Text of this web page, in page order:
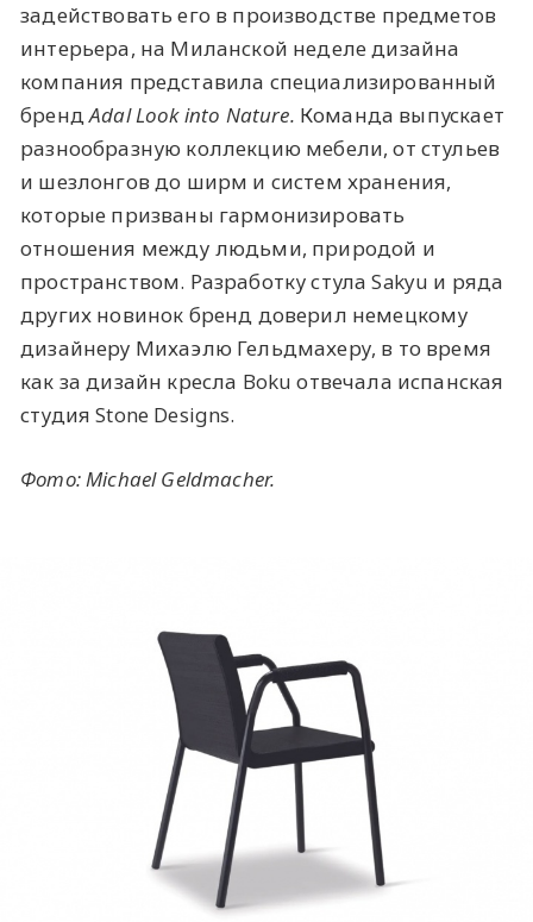
задействовать его в производстве предметов
интерьера, на Миланской неделе дизайна
компания представила специализированный
брендAdal Look into Nature. Команда выпускает
разнообразную коллекцию мебели, от стульев
и шезлонгов до ширм и систем хранения,
которые призваны гармонизировать
отношения между людьми, природой и
пространством. Разработку стула Sakyu и ряда
других новинок бренд доверил немецкому
дизайнеру Михаэлю Гельдмахеру, в то время
как за дизайн кресла Boku отвечала испанская
студия Stone Designs.
Фото: Michael Geldmacher.